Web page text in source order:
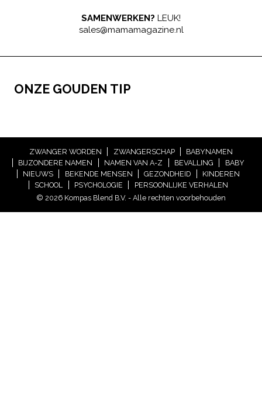
SAMENWERKEN? LEUK!
sales@mamamagazine.nl
ONZE GOUDEN TIP
ZWANGER WORDEN ZWANGERSCHAP
BABYNAMEN
BIJZONDERE NAMEN
NAMEN VAN A-Z BEVALLING
BABY
NIEUWS
BEKENDE MENSEN GEZONDHEID
KINDEREN
SCHOOL
PSYCHOLOGIE
PERSOONLIJKE VERHALEN
© 2026 Kompas Blend B.V. - Alle rechten voorbehouden